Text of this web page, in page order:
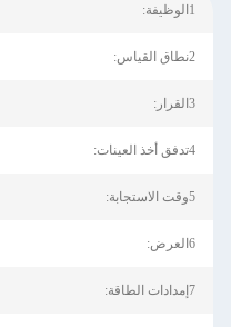
1الوظيفة:
2نطاق القياس:
3القرار:
4تدفق أخذ العينات:
5وقت الاستجابة:
6العرض:
7إمدادات الطاقة: